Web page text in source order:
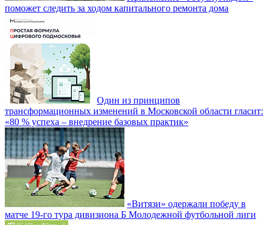
поможет следить за ходом капитального ремонта дома
Один из принципов
трансформационных изменений в Московской области гласит:
«80 % успеха – внедрение базовых практик»
«Витязи» одержали победу в
матче 19-го тура дивизиона Б Молодежной футбольной лиги